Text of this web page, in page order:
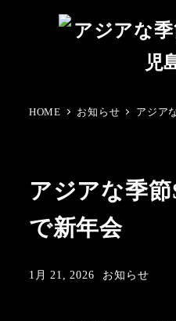
HOME お知らせ アジア
アジアな季
で新年会
更新日
1月 21, 2026 カテゴリー
お知らせ